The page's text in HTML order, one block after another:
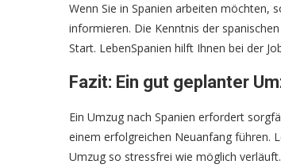
Wenn Sie in Spanien arbeiten möchten,
informieren. Die Kenntnis der
Start. LebenSpanien hilft Ihnen bei der
Fazit: Ein gut geplanter
Ein Umzug nach Spanien erfordert
einem erfolgreichen Neuanfang führen.
Umzug so stressfrei wie möglich